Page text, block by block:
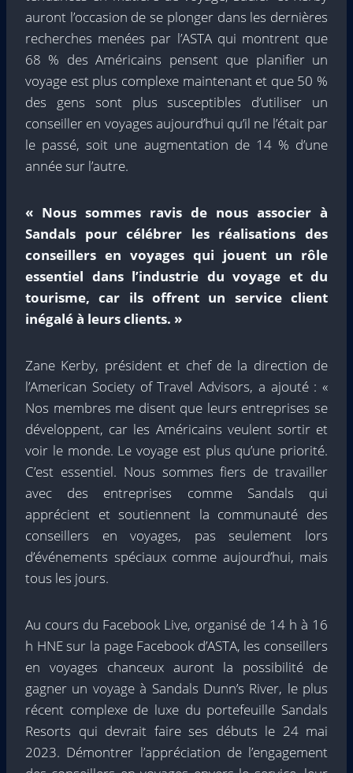
auront l’occasion de se plonger dans les dernières
recherches menées par l’ASTA qui montrent que
68 % des Américains pensent que planifier un
voyage est plus complexe maintenant et que 50 %
des gens sont plus susceptibles d’utiliser un
conseiller en voyages aujourd’hui qu’il ne l’était par
le passé, soit une augmentation de 14 % d’une
année sur l’autre.
« Nous sommes ravis de nous associer à
Sandals pour célébrer les réalisations des
conseillers en voyages qui jouent un rôle
essentiel dans l’industrie du voyage et du
tourisme, car ils offrent un service client
inégalé à leurs clients. »
Zane Kerby, président et chef de la direction de
l’American Society of Travel Advisors, a ajouté : «
Nos membres me disent que leurs entreprises se
développent, car les Américains veulent sortir et
voir le monde. Le voyage est plus qu’une priorité.
C’est essentiel. Nous sommes fiers de travailler
avec des entreprises comme Sandals qui
apprécient et soutiennent la communauté des
conseillers en voyages, pas seulement lors
d’événements spéciaux comme aujourd’hui, mais
tous les jours.
Au cours du Facebook Live, organisé de 14 h à 16
h HNE sur la page Facebook d’ASTA, les conseillers
en voyages chanceux auront la possibilité de
gagner un voyage à Sandals Dunn’s River, le plus
récent complexe de luxe du portefeuille Sandals
Resorts qui devrait faire ses débuts le 24 mai
2023. Démontrer l’appréciation de l’engagement